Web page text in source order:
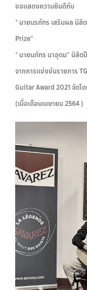
ขอแสดงความยินดีกับ
* นายนรภัทร เสริมผล นิสิ
Prize”
* นายนภัทร นาอุดม” นิสิต
จากการแข่งขันรายการ
Guitar Award 2021 จัดโ
(เมื่อเดือนเมษายน 2564 )